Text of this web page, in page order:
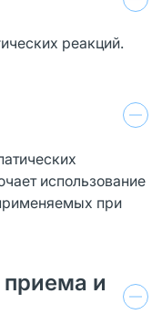
реакций.
использование
при
и